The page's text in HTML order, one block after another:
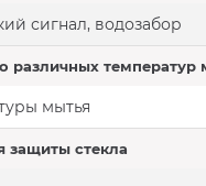
сигнал, водозабор
различных температур
мытья
защиты стекла